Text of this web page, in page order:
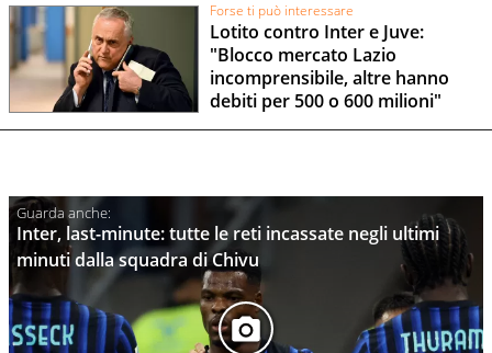
Forse ti può interessare
Lotito contro Inter e Juve:
"Blocco mercato Lazio
incomprensibile, altre hanno
debiti per 500 o 600 milioni"
Inter, last-minute: tutte le reti incassate negli ultimi
minuti dalla squadra di Chivu